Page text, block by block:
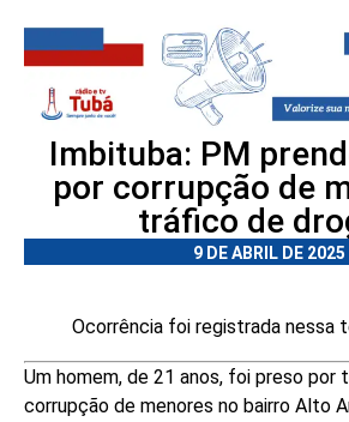
Imbituba: PM
por corrupção de
tráfico de
9 DE ABRIL DE 2025
Ocorrência foi registrada nessa
Um homem, de 21 anos, foi preso por
corrupção de menores no bairro Alto